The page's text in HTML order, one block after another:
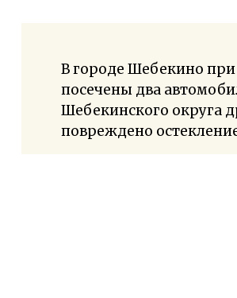
В городе Шебекино
посечены два
Шебекинского округа
повреждено